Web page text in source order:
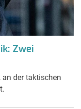
Zwei
der taktischen